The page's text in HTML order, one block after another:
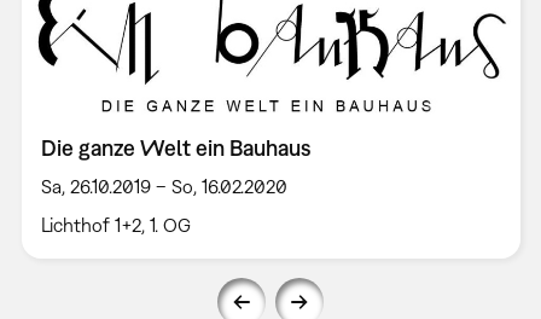
Die ganze Welt ein Bauhaus
Sa, 26.10.2019 – So, 16.02.2020
Lichthof 1+2, 1. OG